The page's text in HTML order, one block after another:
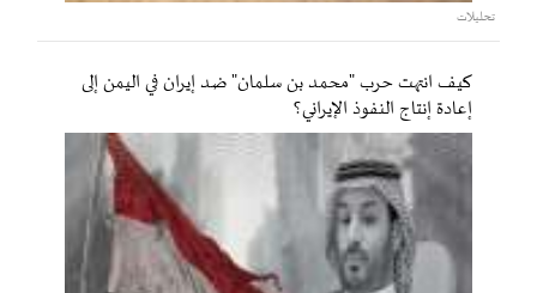
تحليلات
كيف انتهت حرب "محمد بن سلمان" ضد إيران في اليمن إلى
إعادة إنتاج النفوذ الإيراني؟